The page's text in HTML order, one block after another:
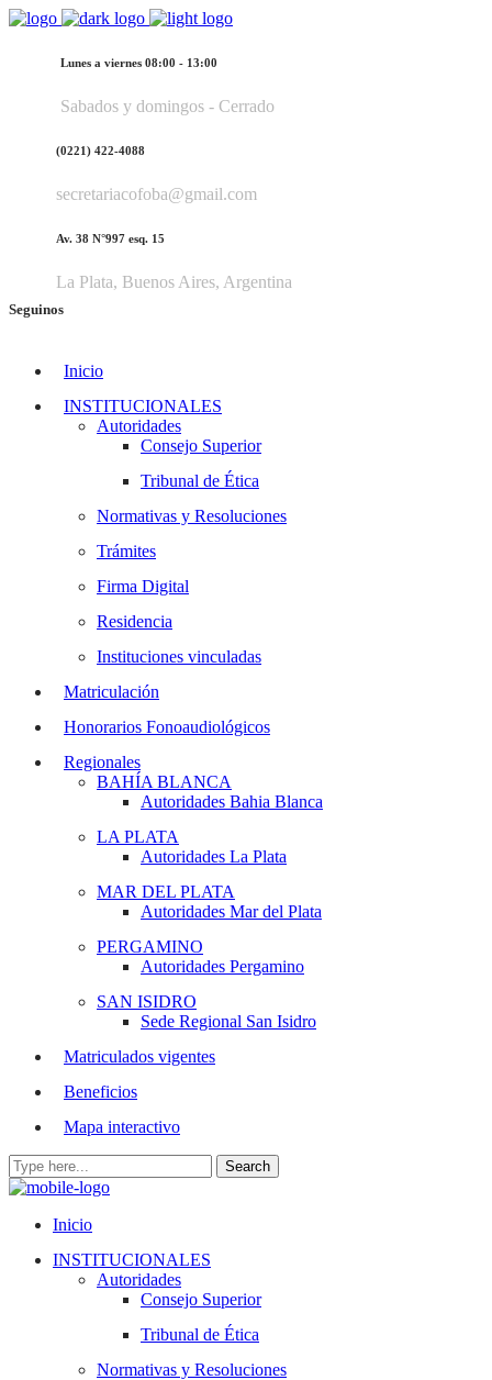
Lunes a viernes 08:00 - 13:00
Sabados y domingos - Cerrado
(0221) 422-4088
secretariacofoba@gmail.com
Av. 38 N°997 esq. 15
La Plata, Buenos Aires, Argentina
Seguinos
Inicio
INSTITUCIONALES
Autoridades
Consejo Superior
Tribunal de Ética
Normativas y Resoluciones
Trámites
Firma Digital
Residencia
Instituciones vinculadas
Matriculación
Honorarios Fonoaudiológicos
Regionales
BAHÍA BLANCA
Autoridades Bahia Blanca
LA PLATA
Autoridades La Plata
MAR DEL PLATA
Autoridades Mar del Plata
PERGAMINO
Autoridades Pergamino
SAN ISIDRO
Sede Regional San Isidro
Matriculados vigentes
Beneficios
Mapa interactivo
Inicio
INSTITUCIONALES
Autoridades
Consejo Superior
Tribunal de Ética
Normativas y Resoluciones